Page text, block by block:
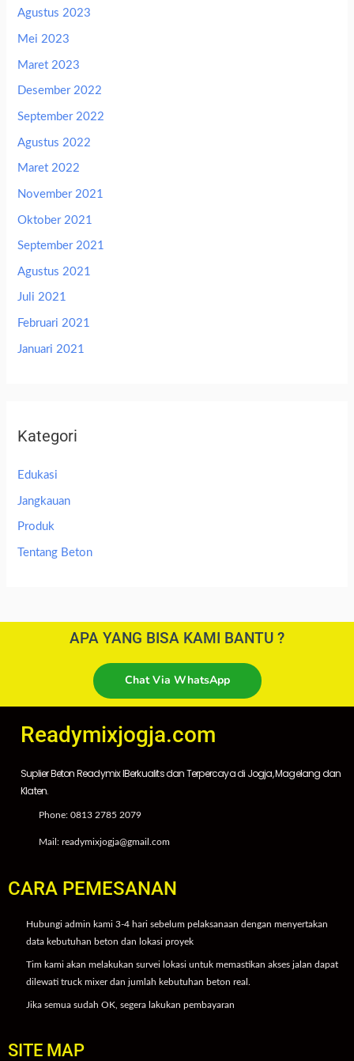
Agustus 2023
Mei 2023
Maret 2023
Desember 2022
September 2022
Agustus 2022
Maret 2022
November 2021
Oktober 2021
September 2021
Agustus 2021
Juli 2021
Februari 2021
Januari 2021
Kategori
Edukasi
Jangkauan
Produk
Tentang Beton
APA YANG BISA KAMI BANTU ?
Chat Via WhatsApp
Readymixjogja.com
Suplier Beton Readymix IBerkualits dan Terpercaya di Jogja, Magelang dan
Klaten.
Phone: 0813 2785 2079
Mail: readymixjogja@gmail.com
CARA PEMESANAN
Hubungi admin kami 3-4 hari sebelum pelaksanaan dengan menyertakan
data kebutuhan beton dan lokasi proyek
Tim kami akan melakukan survei lokasi untuk memastikan akses jalan dapat
dilewati truck mixer dan jumlah kebutuhan beton real.
Jika semua sudah OK, segera lakukan pembayaran
SITE MAP